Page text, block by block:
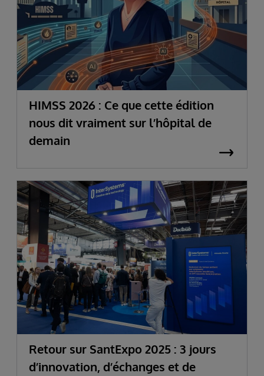
HIMSS 2026 : Ce que cette édition
nous dit vraiment sur l’hôpital de
demain
Retour sur SantExpo 2025 : 3 jours
d’innovation, d’échanges et de